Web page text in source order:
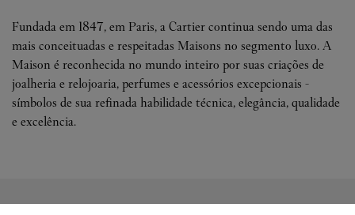
Fundada em 1847, em Paris, a Cartier continua sendo uma das
mais conceituadas e respeitadas Maisons no segmento luxo. A
Maison é reconhecida no mundo inteiro por suas criações de
joalheria e relojoaria, perfumes e acessórios excepcionais -
símbolos de sua refinada habilidade técnica, elegância, qualidade
e excelência.